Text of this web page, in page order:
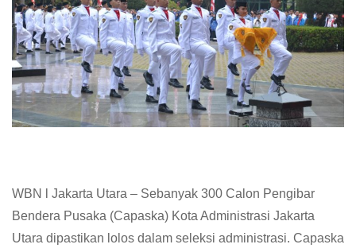
WBN l Jakarta Utara – Sebanyak 300 Calon Pengibar
Bendera Pusaka (Capaska) Kota Administrasi Jakarta
Utara dipastikan lolos dalam seleksi administrasi. Capaska